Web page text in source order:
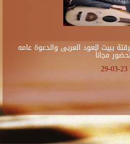
ببيت العود العربى والدعوة عامه
مجاناً
29-03-23